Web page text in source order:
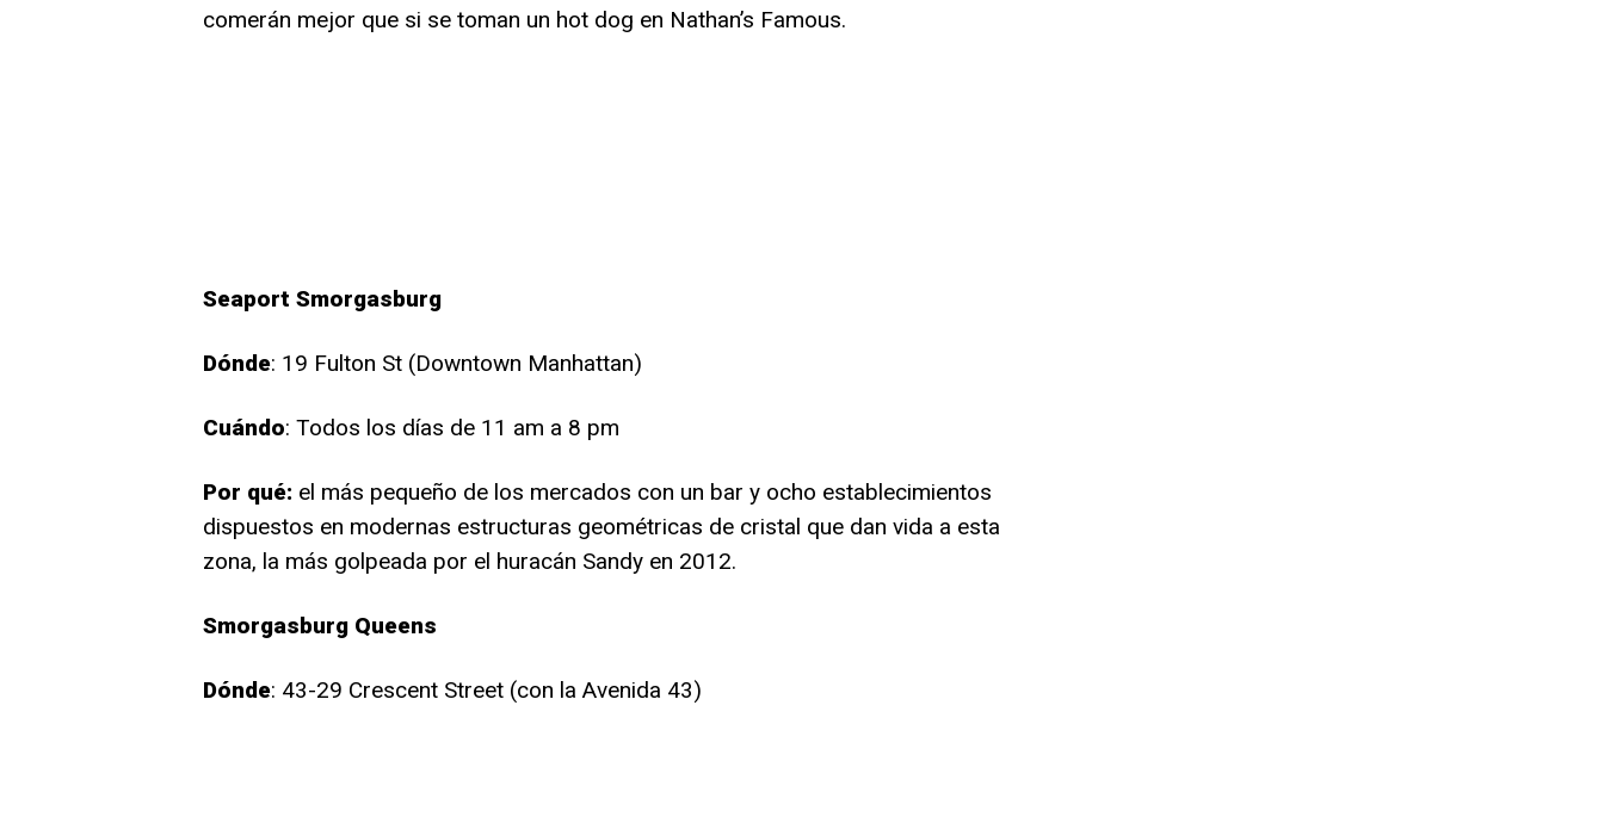
comerán mejor que si se toman un hot dog en Nathan’s Famous.
Seaport Smorgasburg
Dónde: 19 Fulton St (Downtown Manhattan)
Cuándo: Todos los días de 11 am a 8 pm
Por qué: el más pequeño de los mercados con un bar y ocho establecimientos
dispuestos en modernas estructuras geométricas de cristal que dan vida a esta
zona, la más golpeada por el huracán Sandy en 2012.
Smorgasburg Queens
Dónde: 43-29 Crescent Street (con la Avenida 43)